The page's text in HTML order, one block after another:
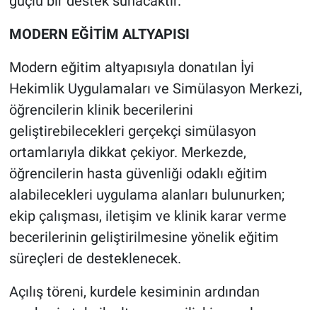
MODERN EĞİTİM ALTYAPISI
Modern eğitim altyapısıyla donatılan İyi
Hekimlik Uygulamaları ve Simülasyon Merkezi,
öğrencilerin klinik becerilerini
geliştirebilecekleri gerçekçi simülasyon
ortamlarıyla dikkat çekiyor. Merkezde,
öğrencilerin hasta güvenliği odaklı eğitim
alabilecekleri uygulama alanları bulunurken;
ekip çalışması, iletişim ve klinik karar verme
becerilerinin geliştirilmesine yönelik eğitim
süreçleri de desteklenecek.
Açılış töreni, kurdele kesiminin ardından